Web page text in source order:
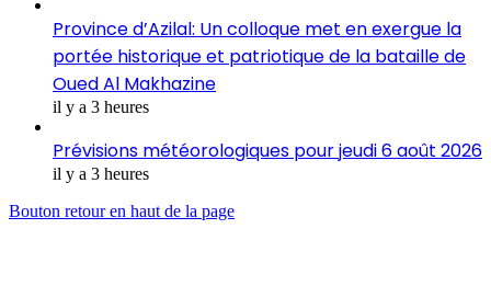
Province d’Azilal: Un colloque met en exergue la
portée historique et patriotique de la bataille de
Oued Al Makhazine
il y a 3 heures
Prévisions météorologiques pour jeudi 6 août 2026
il y a 3 heures
Bouton retour en haut de la page